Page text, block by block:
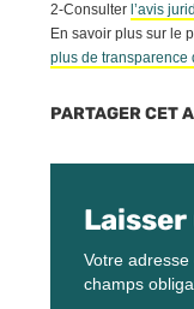
2-Consulter l’avis
En savoir plus sur le
plus de transparence
PARTAGER CET
Votre
champs